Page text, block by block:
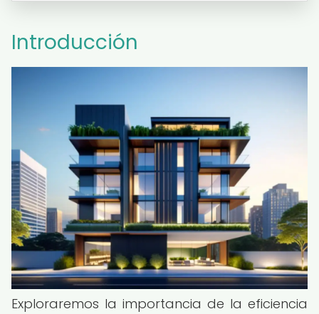
Introducción
Exploraremos la importancia de la eficiencia